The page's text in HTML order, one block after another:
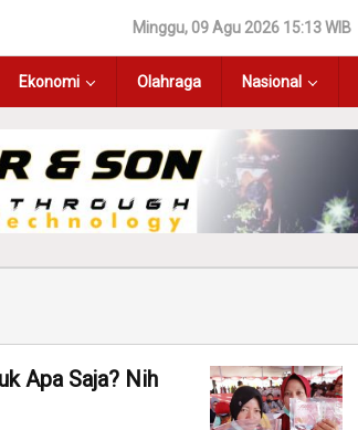
Minggu, 09 Agu 2026 15:13 WIB
Ekonomi Olahraga Nasional
Apa Saja? Nih